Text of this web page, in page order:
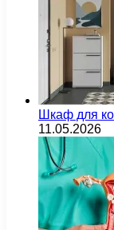
Шкаф для
11.05.2026